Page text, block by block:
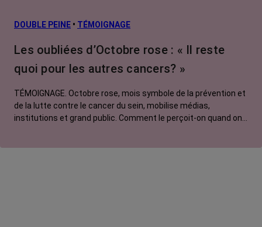
DOUBLE PEINE • TÉMOIGNAGE
Les oubliées d’Octobre rose : « Il reste
quoi pour les autres cancers? »
TÉMOIGNAGE. Octobre rose, mois symbole de la prévention et
de la lutte contre le cancer du sein, mobilise médias,
institutions et grand public. Comment le perçoit-on quand on